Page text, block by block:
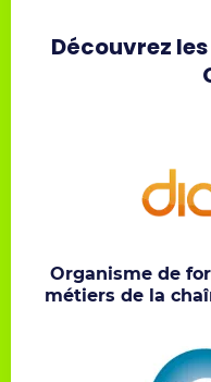
Découvrez
Organisme de
métiers de la